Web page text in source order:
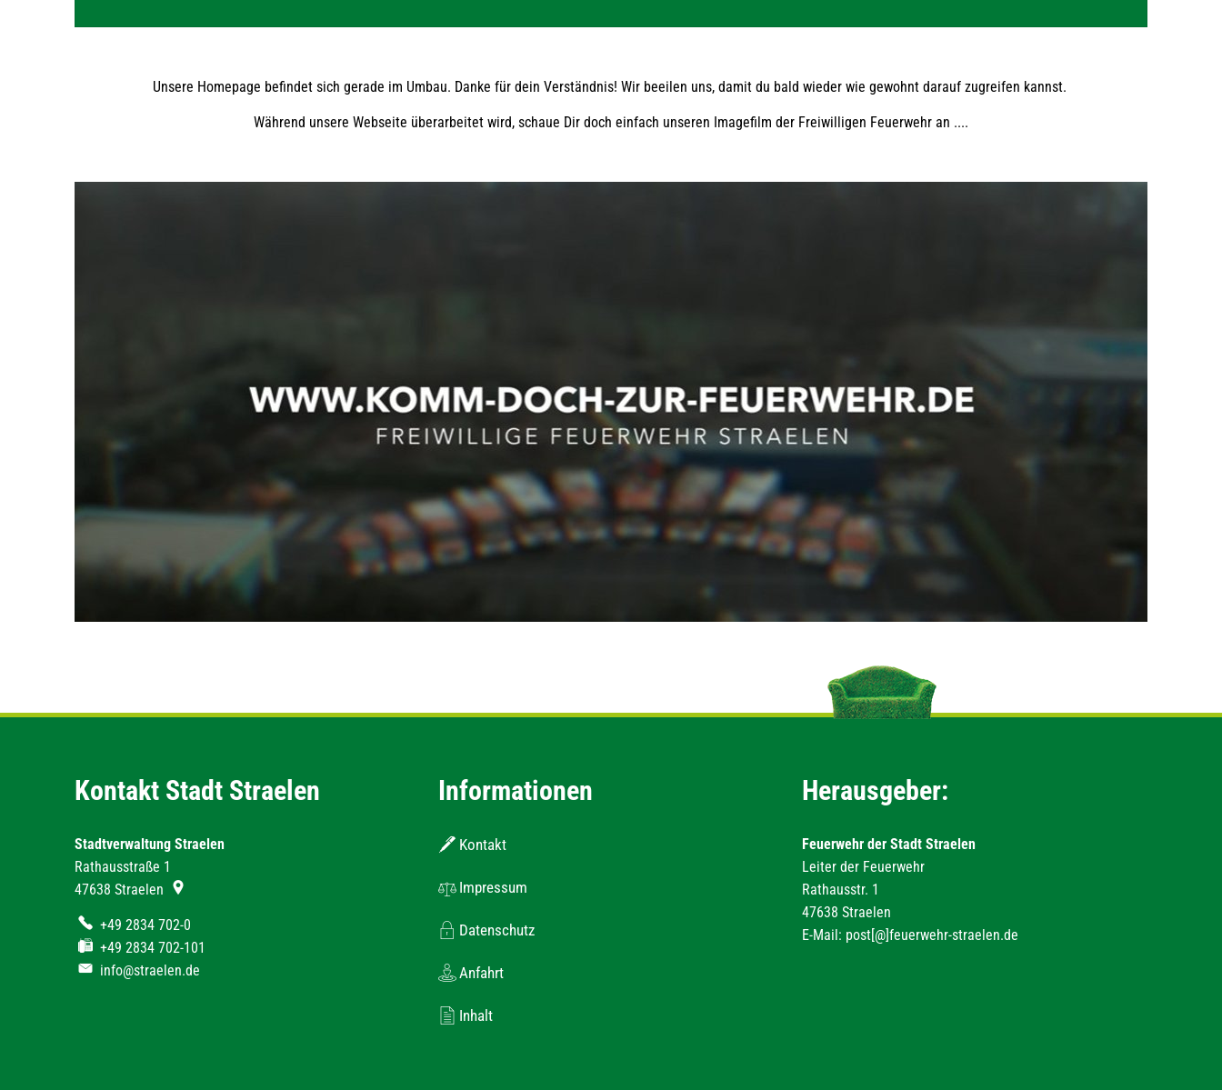
Unsere Homepage befindet sich gerade im Umbau. Danke für dein Verständnis! Wir beeilen uns, damit du bald wieder wie gewohnt darauf zugreifen kannst.
Während unsere Webseite überarbeitet wird, schaue Dir doch einfach unseren Imagefilm der Freiwilligen Feuerwehr an ....
Kontakt Stadt Straelen
Stadtverwaltung Straelen
Rathausstraße 1
47638 Straelen
+49 2834 702-0
+49 2834 702-101
info@straelen.de
Informationen
Kontakt
Impressum
Datenschutz
Anfahrt
Inhalt
Herausgeber:
Feuerwehr der Stadt Straelen
Leiter der Feuerwehr
Rathausstr. 1
47638 Straelen
E-Mail: post[@]feuerwehr-straelen.de